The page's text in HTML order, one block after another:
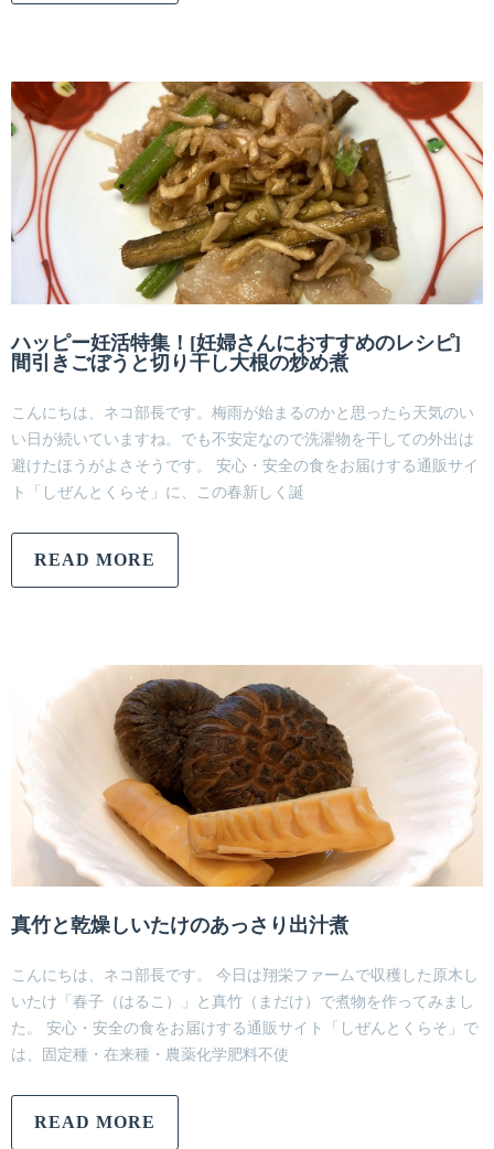
ハッピー妊活特集！[妊婦さんにおすすめのレシピ]
間引きごぼうと切り干し大根の炒め煮
こんにちは、ネコ部長です。梅雨が始まるのかと思ったら天気のい
い日が続いていますね。でも不安定なので洗濯物を干しての外出は
避けたほうがよさそうです。 安心・安全の食をお届けする通販サイ
ト「しぜんとくらそ」に、この春新しく誕
READ MORE
真竹と乾燥しいたけのあっさり出汁煮
こんにちは、ネコ部長です。 今日は翔栄ファームで収穫した原木し
いたけ「春子（はるこ）」と真竹（まだけ）で煮物を作ってみまし
た。 安心・安全の食をお届けする通販サイト「しぜんとくらそ」で
は、固定種・在来種・農薬化学肥料不使
READ MORE